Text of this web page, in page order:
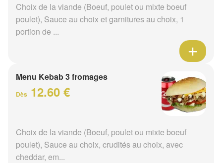
Choix de la viande (Boeuf, poulet ou mixte boeuf
poulet), Sauce au choix et garnitures au choix, 1
portion de ...
Menu Kebab 3 fromages
Dès 12.60 €
Choix de la viande (Boeuf, poulet ou mixte boeuf
poulet), Sauce au choix, crudités au choix, avec
cheddar, em...